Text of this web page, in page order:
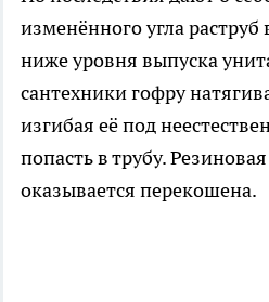
изменённого угла раструб
ниже уровня выпуска
сантехники гофру
изгибая её под
попасть в трубу.
оказывается перекошена.